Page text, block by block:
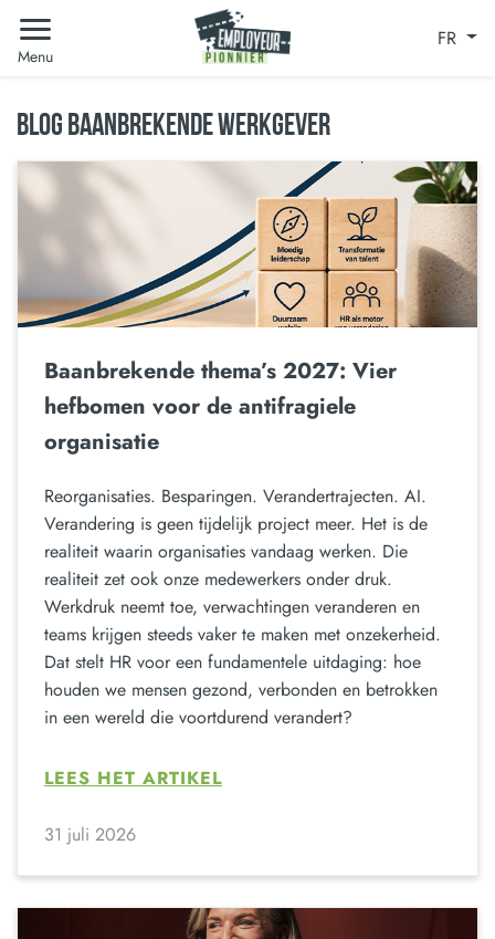
Menu
FR
BLOG BAANBREKENDE WERKGEVER
Baanbrekende thema’s 2027: Vier
hefbomen voor de antifragiele
organisatie
Reorganisaties. Besparingen. Verandertrajecten. AI.
Verandering is geen tijdelijk project meer. Het is de
realiteit waarin organisaties vandaag werken. Die
realiteit zet ook onze medewerkers onder druk.
Werkdruk neemt toe, verwachtingen veranderen en
teams krijgen steeds vaker te maken met onzekerheid.
Dat stelt HR voor een fundamentele uitdaging: hoe
houden we mensen gezond, verbonden en betrokken
in een wereld die voortdurend verandert?
LEES HET ARTIKEL
31 juli 2026